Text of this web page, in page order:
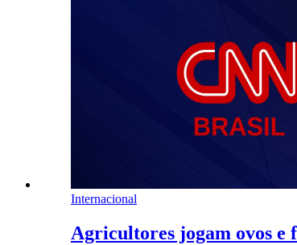
Internacional
Agricultores jogam ovos e